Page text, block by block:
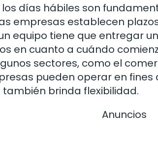
días hábiles son
empresas establecen
equipo tiene que entregar
en cuanto a cuándo
sectores, como el
pueden operar en
brinda flexibilidad.
Anuncios